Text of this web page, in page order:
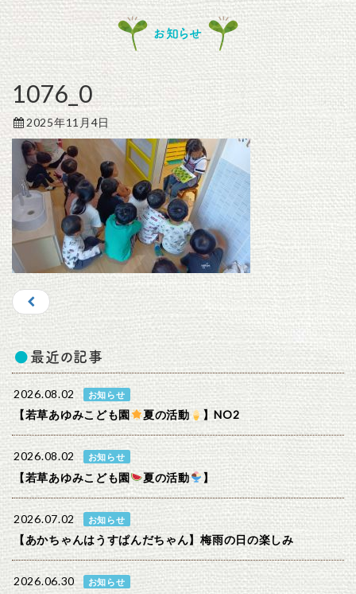
お知らせ
1076_0
2025年11月4日
最近の記事
2026.08.02 お知らせ
【若草あゆみこども園 夏の活動 】NO2
2026.08.02 お知らせ
【若草あゆみこども園 夏の活動 】
2026.07.02 お知らせ
【あかちゃんはうすぱんだちゃん】梅雨の日の楽しみ
2026.06.30 お知らせ